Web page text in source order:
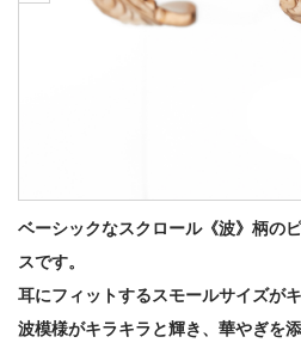
ベーシックなスクロール《波》柄の
スです。
耳にフィットするスモールサイズがキ
波模様がキラキラと輝き、華やぎを添